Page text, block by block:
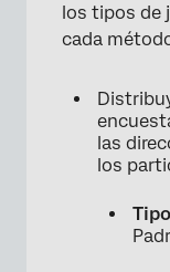
los tipos de
cada
las
los